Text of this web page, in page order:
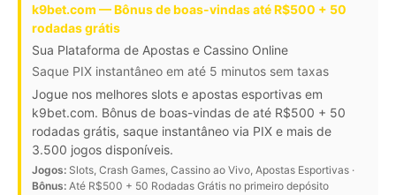
k9bet.com — Bônus de boas-vindas até R$500 + 50
rodadas grátis
Sua Plataforma de Apostas e Cassino Online
Saque PIX instantâneo em até 5 minutos sem taxas
Jogue nos melhores slots e apostas esportivas em
k9bet.com. Bônus de boas-vindas de até R$500 + 50
rodadas grátis, saque instantâneo via PIX e mais de
3.500 jogos disponíveis.
Jogos: Slots, Crash Games, Cassino ao Vivo, Apostas Esportivas ·
Bônus: Até R$500 + 50 Rodadas Grátis no primeiro depósito